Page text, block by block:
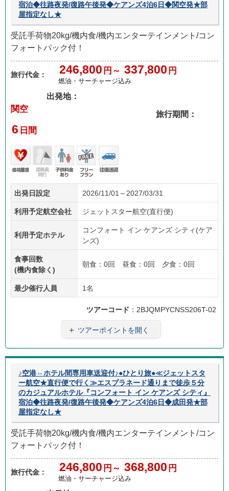
宿泊◆往路夜発/復路午後発◆ケアンズ4泊6日◆関空発★部
屋指定なし★
受託手荷物20kg/機内食/機内エンターテインメント/コン
フォートパック付！
旅行代金： 246,800 円～ 337,800 円
燃油・サーチャージ込み
出発地：
関空
旅行期間：
6 日間
価格
重視
添乗
員無
し
子供
あり
フリ
ープ
ラン
往復
送迎
出発日設定 2026/11/01～2027/03/31
利用予定航空会社 ジェットスター航空(直行便)
利用予定ホテル
コンフォート イン ケアンズ シティ(ケア
ンズ)
食事回数
(機内食除く)
朝食：0回 昼食：0回 夕食：0回
最少催行人員 1名
ツアーコード ：2BJQMPYCNSS206T-02
＋ ツアーポイントを開く
♪空港⇔ホテル間専用車送迎付♪●ひとり旅●≪ジェットスタ
ー航空★直行便で行く≫エスプラネード通りまで徒歩５分
のカジュアルホテル『コンフォート イン ケアンズ シティ』
宿泊◆往路夜発/復路午後発◆ケアンズ4泊6日◆成田発★部
屋指定なし★
受託手荷物20kg/機内食/機内エンターテインメント/コン
フォートパック付！
旅行代金： 246,800 円～ 368,800 円
燃油・サーチャージ込み